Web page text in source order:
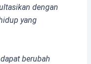
dengan
yang
berubah